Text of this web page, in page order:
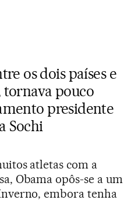
os dois países e
tornava pouco
presidente
Sochi
atletas com a
Obama opôs-se a um
embora tenha